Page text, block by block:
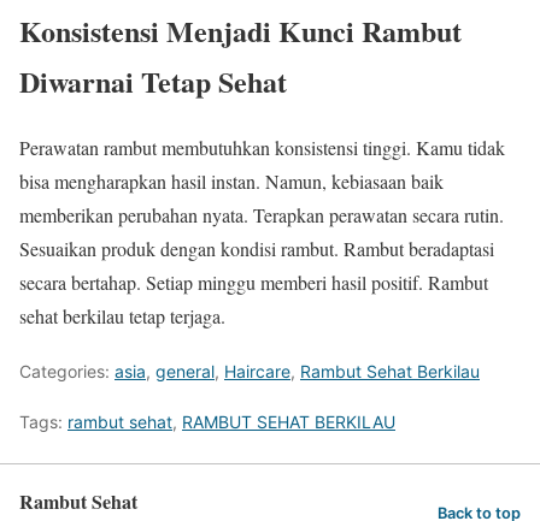
Konsistensi Menjadi Kunci Rambut
Diwarnai Tetap Sehat
Perawatan rambut membutuhkan konsistensi tinggi. Kamu tidak
bisa mengharapkan hasil instan. Namun, kebiasaan baik
memberikan perubahan nyata. Terapkan perawatan secara rutin.
Sesuaikan produk dengan kondisi rambut. Rambut beradaptasi
secara bertahap. Setiap minggu memberi hasil positif. Rambut
sehat berkilau tetap terjaga.
Categories: asia, general, Haircare, Rambut Sehat Berkilau
Tags: rambut sehat, RAMBUT SEHAT BERKILAU
Rambut Sehat Back to top